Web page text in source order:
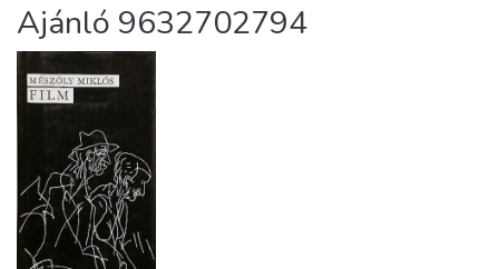
Statistics
About us
Ajánló 9632702794